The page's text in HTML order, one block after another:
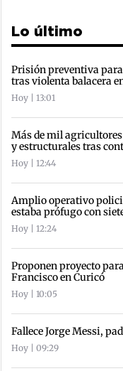
Lo último
Prisión preventiva
tras violenta balacera
Hoy | 13:01
Más de mil
y estructurales tras
Hoy | 12:44
Amplio operativo
estaba prófugo con
Hoy | 12:24
Proponen proyecto
Francisco en Curicó
Hoy | 10:05
Fallece Jorge Messi,
Hoy | 09:29